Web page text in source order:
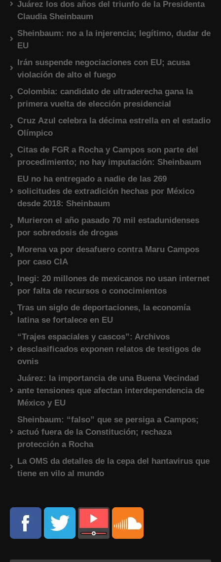
Juárez los dos años del triunfo de la Presidenta
Claudia Sheinbaum
Sheinbaum: no a la injerencia; legítimo, dudar de
EU
Irán suspende negociaciones con EU; acusa
violación de alto el fuego
Colombia: candidato de ultraderecha gana la
primera vuelta de elección presidencial
Cruz Azul celebra la décima estrella en el estadio
Olímpico
Citas de FGR a Rocha y Campos son parte del
procedimiento; no hay imputación: Sheinbaum
EU no ha entregado a nadie de las 269
solicitudes de extradición hechas por México
desde 2018: Sheinbaum
Murieron el año pasado 70 mil estadunidenses
por sobredosis de drogas
Morena va por desafuero contra Maru Campos
por caso CIA
Inegi: 20 millones de mexicanos no usan internet
por falta de recursos o conocimientos
Tras un siglo de deportaciones, la economía
latina se fortalece en EU
“Trajes espaciales y cascos”: Archivos
desclasificados exponen relatos de testigos de
ovnis
Juárez: la importancia de una Buena Vecindad
ante tensiones que afectan interdependencia de
México y EU
Sheinbaum: “falso” que se persiga a Campos;
actuó fuera de la Constitución; rechaza
protección a Rocha
La OMS da detalles de la cepa del hantavirus que
tiene en vilo al mundo